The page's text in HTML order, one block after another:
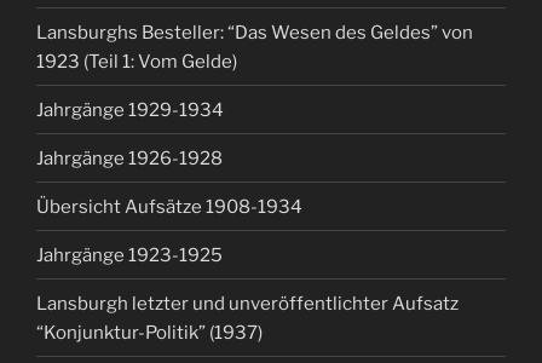
Lansburghs Besteller: “Das Wesen des Geldes” von
1923 (Teil 1: Vom Gelde)
Jahrgänge 1929-1934
Jahrgänge 1926-1928
Übersicht Aufsätze 1908-1934
Jahrgänge 1923-1925
Lansburgh letzter und unveröffentlichter Aufsatz
“Konjunktur-Politik” (1937)